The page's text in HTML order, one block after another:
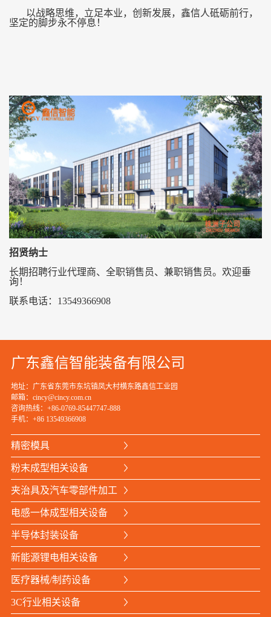
以战略思维，立足本业，创新发展，鑫信人砥砺前行，
坚定的脚步永不停息！
招贤纳士
长期招聘行业代理商、全职销售员、兼职销售员。欢迎垂
询！
联系电话：13549366908
广东鑫信智能装备有限公司
地址：广东省东莞市东坑镇凤大村横东路鑫信工业园
邮箱：cincy@cincy.com.cn
咨询热线：+86-0769-85447747-888
手机： +86 13549366908
精密模具
粉末成型相关设备
夹治具及汽车零部件加工
电感一体成型相关设备
半导体封装设备
新能源锂电相关设备
医疗器械/制药设备
3C行业相关设备